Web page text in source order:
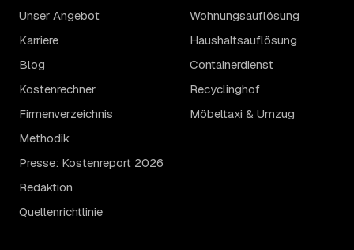
Unser Angebot
Karriere
Blog
Kostenrechner
Firmenverzeichnis
Methodik
Presse: Kostenreport 2026
Redaktion
Quellenrichtlinie
Wohnungsauflösung
Haushaltsauflösung
Containerdienst
Recyclinghof
Möbeltaxi & Umzug